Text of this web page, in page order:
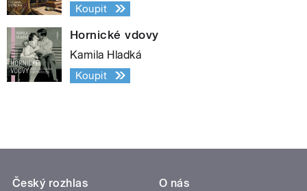
Koupit
Hornické vdovy
Kamila Hladká
Koupit
Český rozhlas
O nás